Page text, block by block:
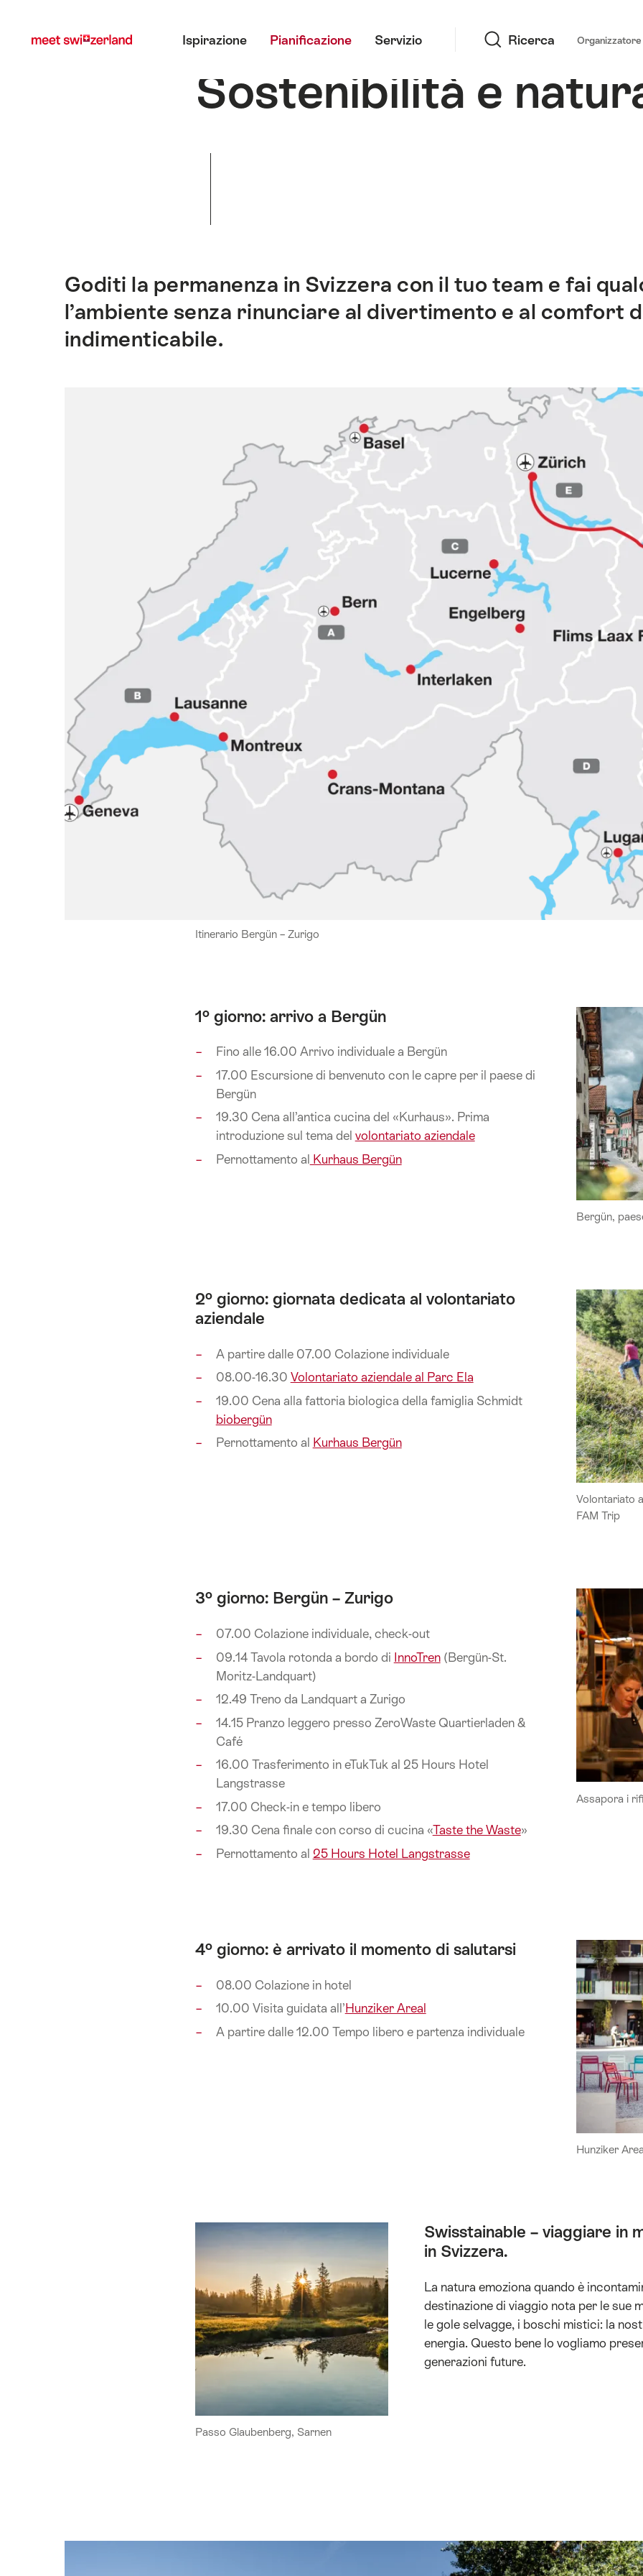
myswitzerland.com
Ispirazione Pianificazione Servizio Ricerca Organizzatore
Sostenibilità e
Introduzione
Goditi la permanenza in Svizzera con il tuo team e fai
l’ambiente senza rinunciare al divertimento e al comfort
indimenticabile.
Itinerario Bergün – Zurigo
1º giorno: arrivo a Bergün
Fino alle 16.00 Arrivo individuale a Bergün
17.00 Escursione di benvenuto con le capre per il paese di
Bergün
19.30 Cena all’antica cucina del «Kurhaus». Prima
introduzione sul tema del volontariato aziendale
Pernottamento al Kurhaus Bergün
Bergün,
2º giorno: giornata dedicata al volontariato
aziendale
A partire dalle 07.00 Colazione individuale
08.00-16.30 Volontariato aziendale al Parc Ela
19.00 Cena alla fattoria biologica della famiglia Schmidt
biobergün
Pernottamento al Kurhaus Bergün
Volontariato
FAM Trip
3º giorno: Bergün – Zurigo
07.00 Colazione individuale, check-out
09.14 Tavola rotonda a bordo di InnoTren(Bergün-St.
Moritz-Landquart)
12.49 Treno da Landquart a Zurigo
14.15 Pranzo leggero presso ZeroWaste Quartierladen &
Café
16.00 Trasferimento in eTukTuk al 25 Hours Hotel
Langstrasse
17.00 Check-in e tempo libero
19.30 Cena finale con corso di cucina «Taste the Waste»
Pernottamento al 25 Hours Hotel Langstrasse
Assapora i
4º giorno: è arrivato il momento di salutarsi
08.00 Colazione in hotel
10.00 Visita guidata all’ Hunziker Areal
A partire dalle 12.00 Tempo libero e partenza individuale
Hunziker
Swisstainable – viaggiare in
in Svizzera.
La natura emoziona quando è
destinazione di viaggio nota per le sue
le gole selvagge, i boschi mistici: la
energia. Questo bene lo vogliamo
generazioni future.
Passo Glaubenberg, Sarnen